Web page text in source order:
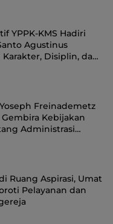
YPPK-KMS Hadiri
Agustinus
Disiplin, dan
Freinademetz
Kebijakan
Administrasi
Ruang Aspirasi, Umat
Pelayanan dan